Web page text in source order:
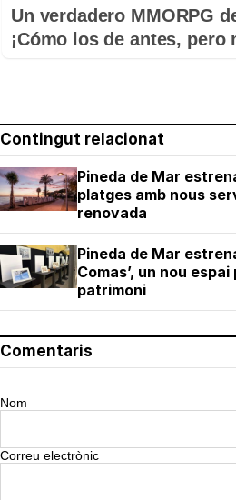
Un verdadero MMORPG
¡Cómo los de antes, pero
Contingut relacionat
Pineda de Mar
platges amb nous
renovada
Pineda de Mar
Comas’, un nou
patrimoni
Comentaris
Nom
Correu electrònic